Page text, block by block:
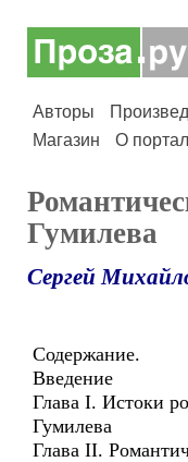
Авторы
Магазин
О
Гумилева
Сергей
Содержание.
Введение
Глава I. Истоки
Гумилева
Глава II.